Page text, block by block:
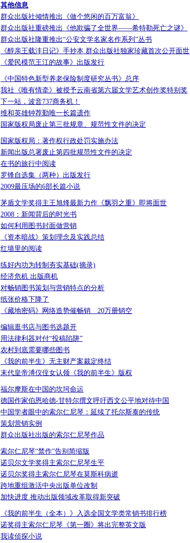
其他信息
群众出版社倾情推出《做个悠闲的百万富翁》
群众出版社重磅推出《他欺骗了全世界——希特勒死亡之谜》
群众出版社隆重推出“公安文学名家名作系列”丛书
《醇亲王载沣日记》手抄本 群众出版社独家珍藏首次公开面世
《爱民模范王江的故事》出版发行
《中国特色新型养老保险制度研究丛书》总序
我社《唯有情牵》被授予云南省第六届文学艺术创作奖特别奖
下一站，波音737商务机！
维和英雄钟荐勤唯一长篇遗作
国家版权局废止第三批规章、规范性文件的决定
国家版权局：著作权行政处罚实施办法
新闻出版总署废止第四批规范性文件的决定
在书的旅行中阅读
罗锋自选集（两种）出版发行
2009最压场的6部长篇小说
茅盾文学奖得主王旭烽最新力作《飘羽之重》即将面世
2008：新闻背后的时光书
如何利用图书封面做营销
《资本暗战》策划理念及实践总结
红墙里的阅读
练好内功为转制夯实基础(摘录)
经济危机 出版商机
对畅销图书策划与营销特点的分析
纸张价格下降了
《藏地密码》网络造势催畅销 20万册销空
编辑逛书店与图书选题开
用法律利器对付“投稿陷阱”
农村到底需要哪些图书
《我的前半生》无主财产案裁定终结
末代皇帝溥仪侄女认领《我的前半生》版权
福尔摩斯在中国的坎坷命运
德国作家伯恩哈德-甘特尔撰文呼吁西文公平地对待中国
中国学者眼中的索尔仁尼琴：延续了托尔斯泰的传统
策划营销实例
群众出版社出版的索尔仁尼琴作品
索尔仁尼琴“禁作”告别简缩版
诺贝尔文学奖得主索尔仁尼琴生平
诺贝尔奖得主索尔仁尼琴在莫斯科病逝
跨地重组激活中央出版单位改制
加快进度 推动出版领域改革取得新突破
《我的前半生（全本）》入选全国文学类常销书排行榜
诺奖得主索尔仁尼琴《第一圈》将出完整英文版
我读侦探小说